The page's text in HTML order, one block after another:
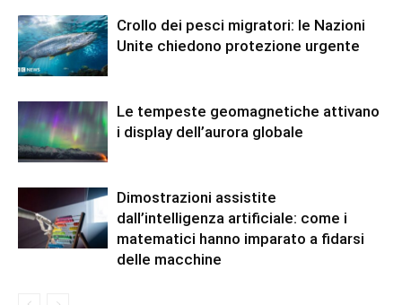
Crollo dei pesci migratori: le Nazioni
Unite chiedono protezione urgente
Le tempeste geomagnetiche attivano
i display dell’aurora globale
Dimostrazioni assistite
dall’intelligenza artificiale: come i
matematici hanno imparato a fidarsi
delle macchine